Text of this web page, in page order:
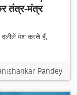
तंत्र-मंत्र
दलीलें पेश करते हैं,
Pandey